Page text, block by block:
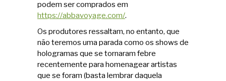
podem ser comprados em
https://abbavoyage.com/.
Os produtores ressaltam, no entanto, que
não teremos uma parada como os shows de
hologramas que se tornaram febre
recentemente para homenagear artistas
que se foram (basta lembrar daquela